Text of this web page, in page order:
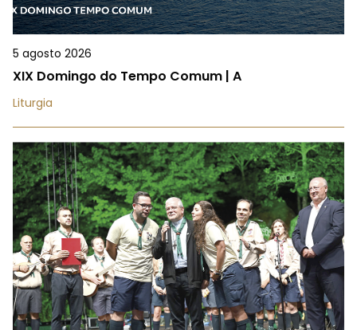
5 agosto 2026
XIX Domingo do Tempo Comum | A
Liturgia